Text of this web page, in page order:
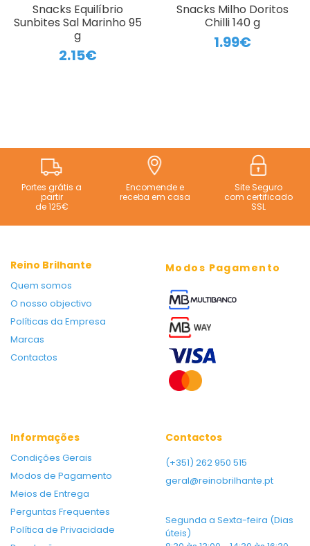
Snacks Equilíbrio
Sunbites Sal Marinho 95
g
2.15€
Snacks Milho Doritos
Chilli 140 g
1.99€
Portes grátis a
partir
de 125€
Encomende e
receba em casa
Site Seguro
com certificado
SSL
Reino Brilhante
Quem somos
O nosso objectivo
Políticas da Empresa
Marcas
Contactos
Modos Pagamento
Informações
Condições Gerais
Modos de Pagamento
Meios de Entrega
Perguntas Frequentes
Política de Privacidade
Contactos
(+351) 262 950 515
geral@reinobrilhante.pt
Segunda a Sexta-feira (Dias
úteis)